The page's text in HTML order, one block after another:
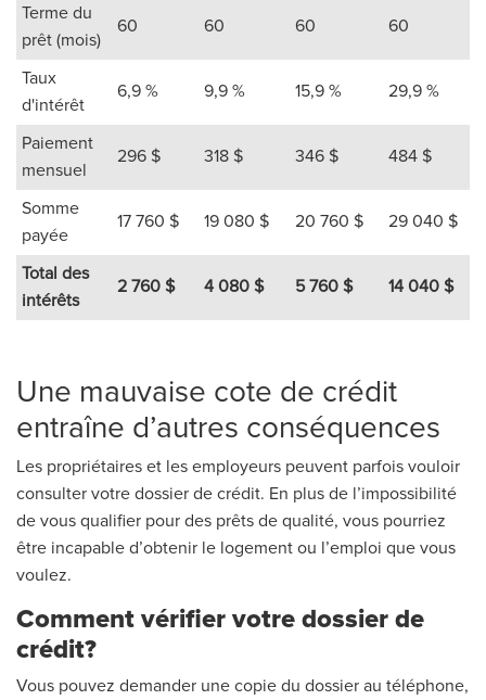
Terme du
prêt (mois)
60 60 60 60
Taux
d'intérêt
6,9 % 9,9 % 15,9 % 29,9 %
Paiement
mensuel
296 $ 318 $ 346 $ 484 $
Somme
payée
17 760 $ 19 080 $ 20 760 $ 29 040 $
Total des
intérêts
2 760 $ 4 080 $ 5 760 $ 14 040 $
Une mauvaise cote de crédit
entraîne d’autres conséquences
Les propriétaires et les employeurs peuvent parfois vouloir
consulter votre dossier de crédit. En plus de l’impossibilité
de vous qualifier pour des prêts de qualité, vous pourriez
être incapable d’obtenir le logement ou l’emploi que vous
voulez.
Comment vérifier votre dossier de
crédit?
Vous pouvez demander une copie du dossier au téléphone,